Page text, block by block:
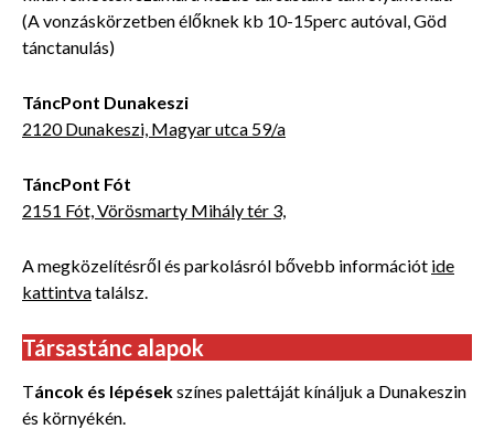
(A vonzáskörzetben élőknek kb 10-15perc autóval, Göd
tánctanulás)
TáncPont Dunakeszi
2120 Dunakeszi, Magyar utca 59/a
TáncPont Fót
2151 Fót, Vörösmarty Mihály tér 3,
A megközelítésről és parkolásról bővebb információt ide
kattintvatalálsz.
Társastánc alapok
Táncok és lépésekszínes palettáját kínáljuk a Dunakeszin
és környékén.